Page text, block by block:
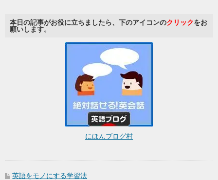
本日の記事がお役に立ちましたら、 下のアイコンのクリックをお
願いします。
にほんブログ村
英語をモノにする学習法